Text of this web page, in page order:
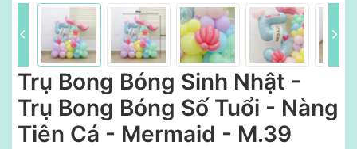
Trụ Bong Bóng Sinh Nhật -
Trụ Bong Bóng Số Tuổi - Nàng
Tiên Cá - Mermaid - M.39